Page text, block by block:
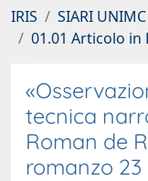
IRIS SIARI UNIMC
01.01 Articolo in
tecnica
Roman de
romanzo 23